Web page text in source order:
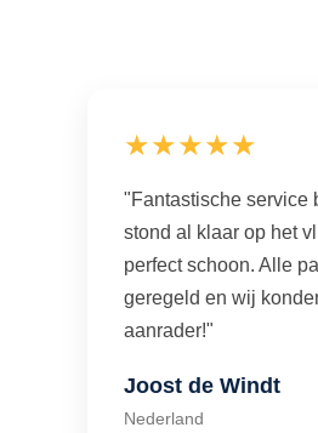
★★★★★
"Fantastische service
stond al klaar op het
perfect schoon. Alle
geregeld en wij
aanrader!"
Joost de Windt
Nederland